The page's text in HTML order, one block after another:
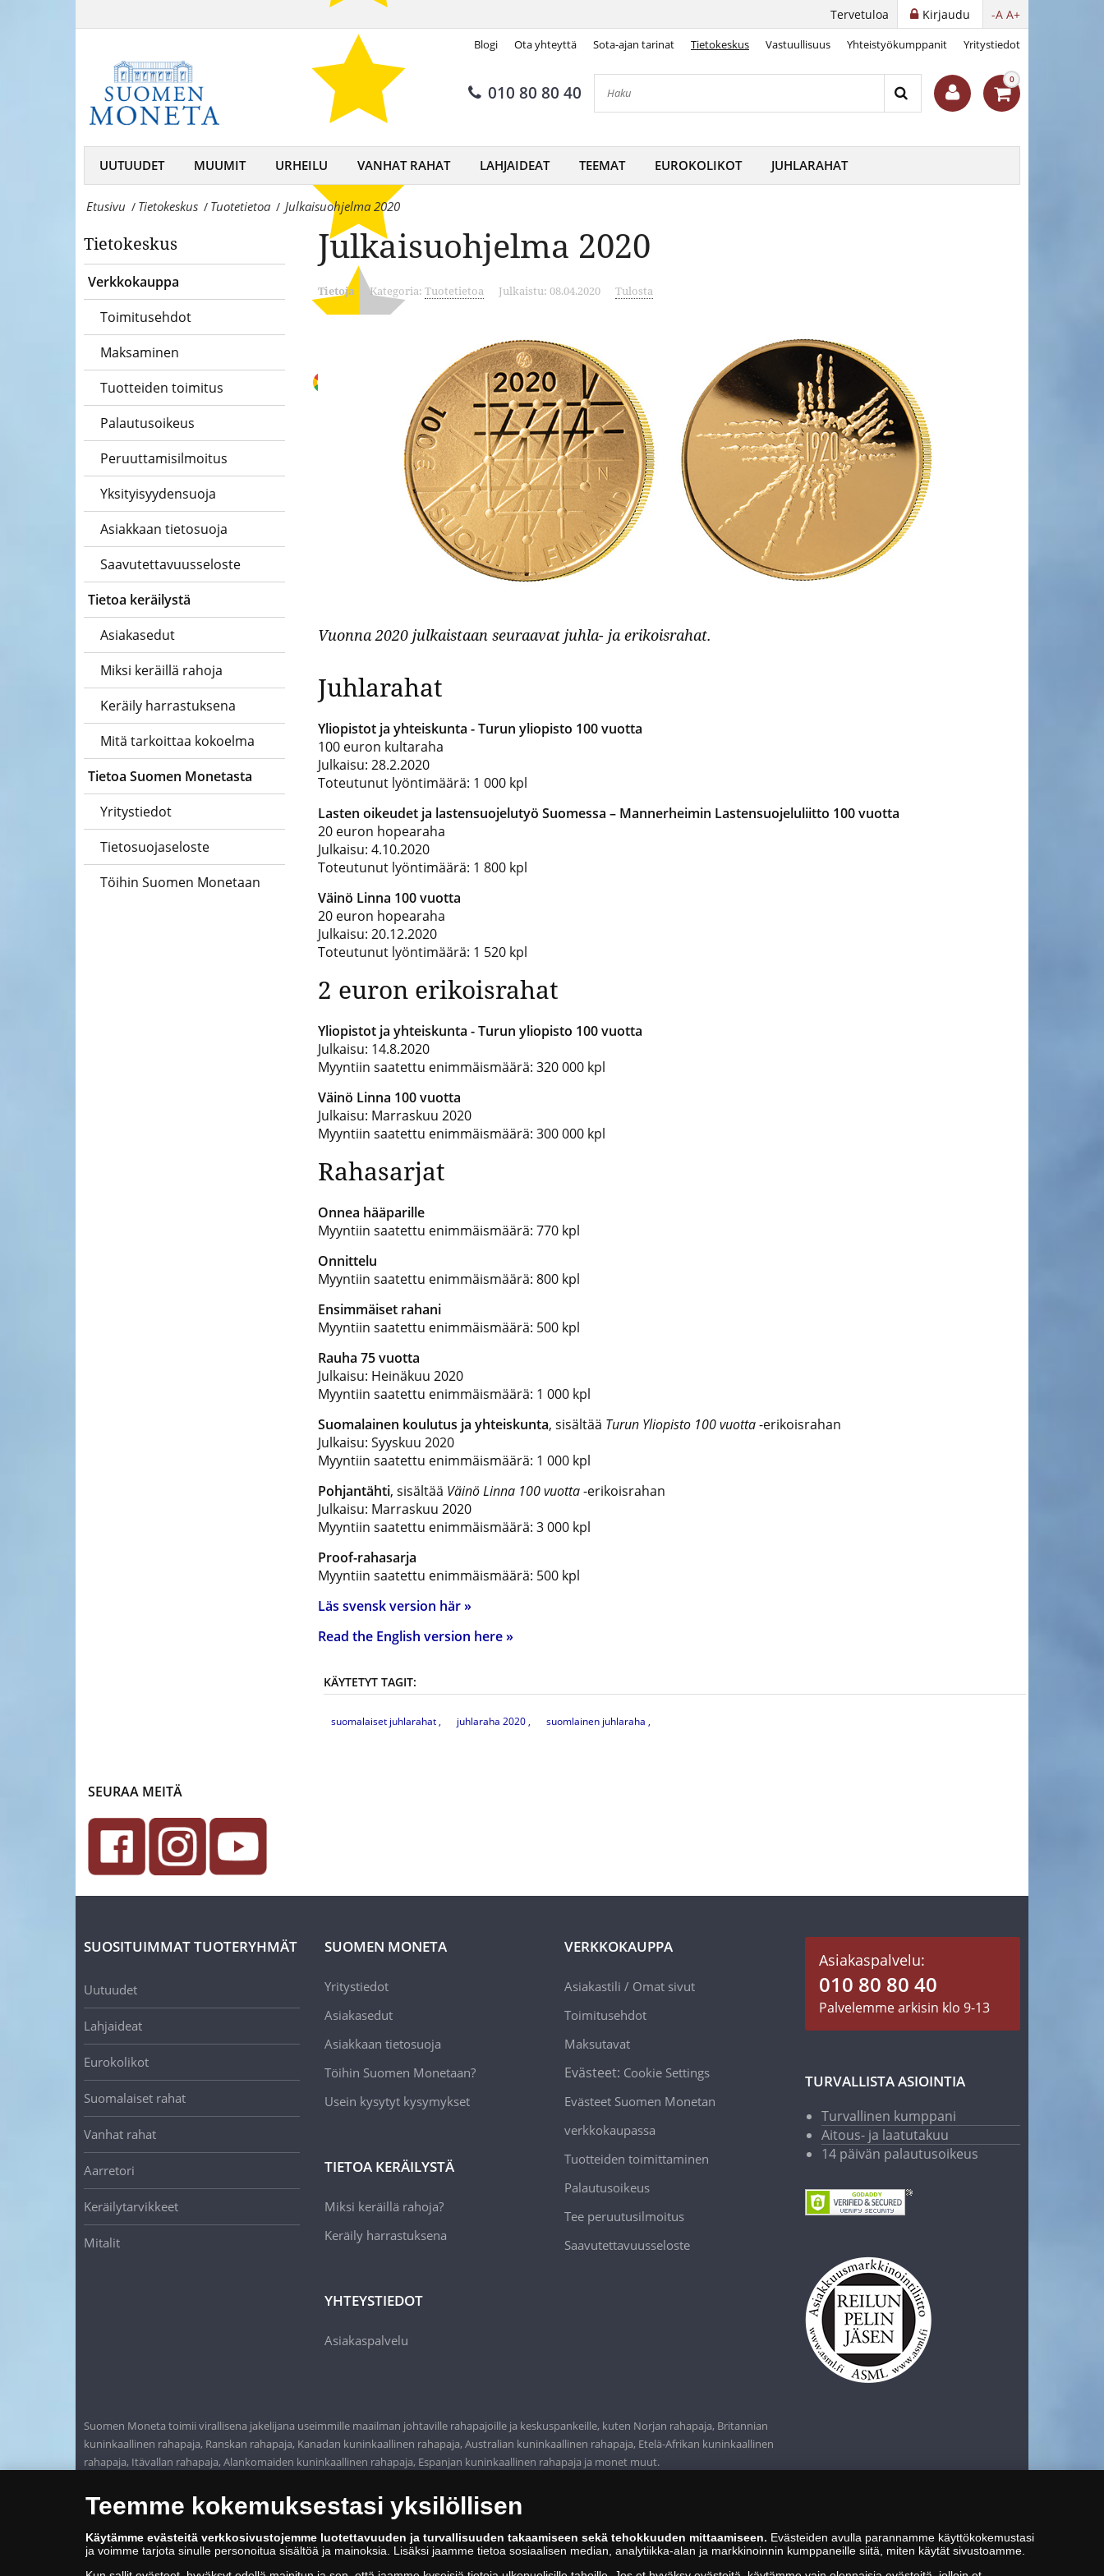
Suomen
MonetaSuomen
Moneta
–
keräilijän
kumppani,
rahojen
ja
asiantuntija
-A A+
Kirjaudu
Tervetuloa
Blogi Ota yhteyttä Sota-ajan tarinat Tietokeskus Vastuullisuus Yhteistyökumppanit Yritystiedot
010 80 80 40
0
UUTUUDET MUUMIT URHEILU VANHAT RAHAT LAHJAIDEAT TEEMAT EUROKOLIKOT JUHLARAHAT
Etusivu / Tietokeskus / Tuotetietoa / Julkaisuohjelma 2020
Tietokeskus
Verkkokauppa
Toimitusehdot
Maksaminen
Tuotteiden toimitus
Palautusoikeus
Peruuttamisilmoitus
Yksityisyydensuoja
Asiakkaan tietosuoja
Saavutettavuusseloste
Tietoa keräilystä
Asiakasedut
Miksi keräillä rahoja
Keräily harrastuksena
Mitä tarkoittaa kokoelma
Tietoa Suomen Monetasta
Yritystiedot
Tietosuojaseloste
Töihin Suomen Monetaan
Julkaisuohjelma 2020
Tietoja Kategoria: Tuotetietoa Julkaistu: 08.04.2020 Tulosta
Vuonna 2020 julkaistaan seuraavat juhla- ja erikoisrahat.
Juhlarahat
Yliopistot ja yhteiskunta - Turun yliopisto 100 vuotta
100 euron kultaraha
Julkaisu: 28.2.2020
Toteutunut lyöntimäärä: 1 000 kpl
Lasten oikeudet ja lastensuojelutyö Suomessa – Mannerheimin Lastensuojeluliitto 100 vuotta
20 euron hopearaha
Julkaisu: 4.10.2020
Toteutunut lyöntimäärä: 1 800 kpl
Väinö Linna 100 vuotta
20 euron hopearaha
Julkaisu: 20.12.2020
Toteutunut lyöntimäärä: 1 520 kpl
2 euron erikoisrahat
Yliopistot ja yhteiskunta - Turun yliopisto 100 vuotta
Julkaisu: 14.8.2020
Myyntiin saatettu enimmäismäärä: 320 000 kpl
Väinö Linna 100 vuotta
Julkaisu: Marraskuu 2020
Myyntiin saatettu enimmäismäärä: 300 000 kpl
Rahasarjat
Onnea hääparille
Myyntiin saatettu enimmäismäärä: 770 kpl
Onnittelu
Myyntiin saatettu enimmäismäärä: 800 kpl
Ensimmäiset rahani
Myyntiin saatettu enimmäismäärä: 500 kpl
Rauha 75 vuotta
Julkaisu: Heinäkuu 2020
Myyntiin saatettu enimmäismäärä: 1 000 kpl
Suomalainen koulutus ja yhteiskunta, sisältää Turun Yliopisto 100 vuotta-erikoisrahan
Julkaisu: Syyskuu 2020
Myyntiin saatettu enimmäismäärä: 1 000 kpl
Pohjantähti, sisältää Väinö Linna 100 vuotta-erikoisrahan
Julkaisu: Marraskuu 2020
Myyntiin saatettu enimmäismäärä: 3 000 kpl
Proof-rahasarja
Myyntiin saatettu enimmäismäärä: 500 kpl
Läs svensk version här »
Read the English version here »
KÄYTETYT TAGIT:
suomalaiset juhlarahat juhlaraha 2020 suomlainen juhlaraha
SEURAA MEITÄ
SUOSITUIMMAT TUOTERYHMÄT
Uutuudet
Lahjaideat
Eurokolikot
Suomalaiset rahat
Vanhat rahat
Aarretori
Keräilytarvikkeet
Mitalit
SUOMEN MONETA
Yritystiedot
Asiakasedut
Asiakkaan tietosuoja
Töihin Suomen Monetaan?
Usein kysytyt kysymykset
TIETOA KERÄILYSTÄ
Miksi keräillä rahoja?
Keräily harrastuksena
YHTEYSTIEDOT
Asiakaspalvelu
VERKKOKAUPPA
Asiakastili / Omat sivut
Toimitusehdot
Maksutavat
Evästeet: Cookie Settings
Evästeet Suomen Monetan
verkkokaupassa
Tuotteiden toimittaminen
Palautusoikeus
Tee peruutusilmoitus
Saavutettavuusseloste
Asiakaspalvelu:
010 80 80 40
Palvelemme arkisin klo 9-13
TURVALLISTA ASIOINTIA
Turvallinen kumppani
Aitous- ja laatutakuu
14 päivän palautusoikeus
Suomen Moneta toimii virallisena jakelijana useimmille maailman johtaville rahapajoille ja keskuspankeille, kuten Norjan rahapaja, Britannian
kuninkaallinen rahapaja, Ranskan rahapaja, Kanadan kuninkaallinen rahapaja, Australian kuninkaallinen rahapaja, Etelä-Afrikan kuninkaallinen
rahapaja, Itävallan rahapaja, Alankomaiden kuninkaallinen rahapaja, Espanjan kuninkaallinen rahapaja ja monet muut.
kumppani,
rahojen
mitaleiden
Teemme kokemuksestasi yksilöllisen
Käytämme evästeitä verkkosivustojemme luotettavuuden ja turvallisuuden takaamiseen sekä tehokkuuden mittaamiseen. Evästeiden avulla parannamme käyttökokemustasi
ja voimme tarjota sinulle personoitua sisältöä ja mainoksia. Lisäksi jaamme tietoa sosiaalisen median, analytiikka-alan ja markkinoinnin kumppaneille siitä, miten käytät sivustoamme.